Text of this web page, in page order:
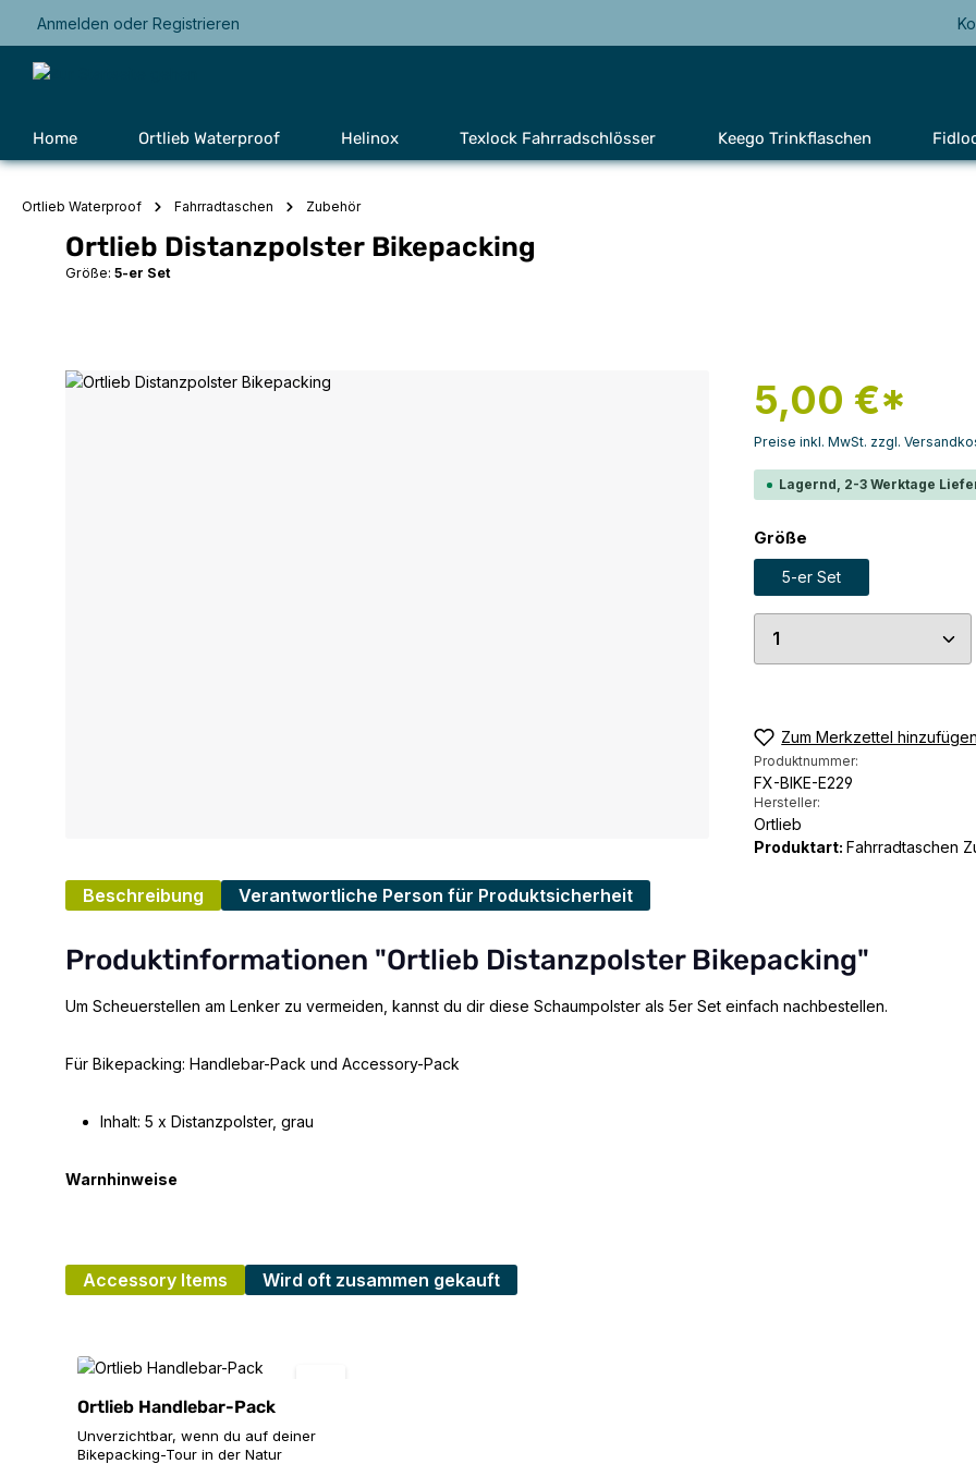
Hauptnavigation springen
Anmelden oder Registrieren
Home Ortlieb Waterproof Helinox Texlock Fahrradschlösser Keego Trinkflaschen
Ortlieb Waterproof Fahrradtaschen Zubehör
Ortlieb Distanzpolster Bikepacking
Größe: 5-er Set
Bildergalerie überspringen 5,00 €*
Preise inkl. MwSt. zzgl.
Lagernd, 2-3 Werktage
Größe
5-er Set
Produkt Anzahl:
Zum Merkzettel hinzufügen
Produktnummer:
FX-BIKE-E229
Hersteller:
Ortlieb
Produktart: Fahrradtaschen
Beschreibung Verantwortliche Person für Produktsicherheit
Produktinformationen "Ortlieb Distanzpolster Bikepacking"
Um Scheuerstellen am Lenker zu vermeiden, kannst du dir diese Schaumpolster als 5er Set einfach nachbestellen.
Für Bikepacking: Handlebar-Pack und Accessory-Pack
Inhalt: 5 x Distanzpolster, grau
Warnhinweise
Accessory Items Wird oft zusammen gekauft
Ortlieb Handlebar-Pack
Unverzichtbar, wenn du auf deiner
Bikepacking-Tour in der Natur